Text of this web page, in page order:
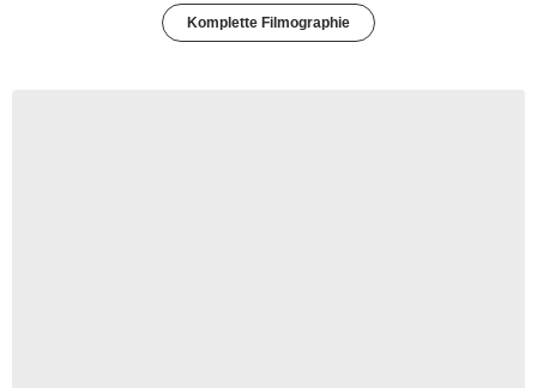
Komplette Filmographie